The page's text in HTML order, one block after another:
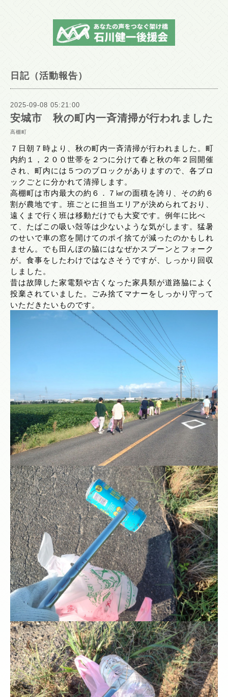
日記（活動報告）
2025-09-08 05:21:00
安城市 秋の町内一斉清掃が行われました
高棚町
７日朝７時より、秋の町内一斉清掃が行われました。町
内約１，２００世帯を２つに分けて春と秋の年２回開催
され、町内には５つのブロックがありますので、各ブロ
ックごとに分かれて清掃します。
高棚町は市内最大の約６．７㎢の面積を誇り、その約６
割が農地です。班ごとに担当エリアが決められており、
遠くまで行く班は移動だけでも大変です。例年に比べ
て、たばこの吸い殻等は少ないような気がします。猛暑
のせいで車の窓を開けてのポイ捨てが減ったのかもしれ
ません。でも田んぼの脇にはなぜかスプーンとフォーク
が。食事をしたわけではなさそうですが、しっかり回収
しました。
昔は故障した家電類や古くなった家具類が道路脇によく
投棄されていました。ごみ捨てマナーをしっかり守って
いただきたいものです。